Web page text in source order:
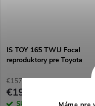
IS TOY 165 TWU Focal
reproduktory pre Toyota
€157,02 bez DPH
€190
Skladom 1 pár